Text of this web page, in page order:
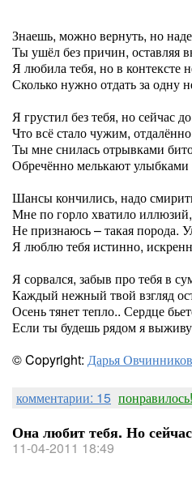
Знаешь, можно вернуть, но
Ты ушёл без причин, оставляя
Я любила тебя, но в контексте
Сколько нужно отдать за одну
Я грустил без тебя, но сейчас
Что всё стало чужим,
Ты мне снилась отрывками
Обречённо мелькают улыбками
Шансы кончились, надо
Мне по горло хватило
Не признаюсь – такая порода.
Я люблю тебя истинно,
Я сорвался, забыв про тебя в
Каждый нежный твой взгляд
Осень тянет тепло.. Сердце
Если ты будешь рядом я
© Copyright: Дарья
комментарии: 15 понравилось!
Она любит тебя. Но сейчас
11-04-2011 18:49